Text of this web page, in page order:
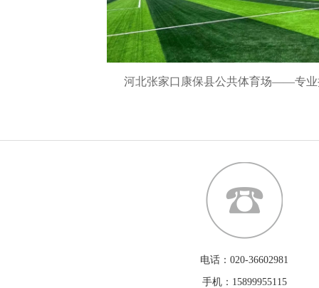
河北张家口康保县公共体育场——专业
电话：020-36602981
手机：15899955115